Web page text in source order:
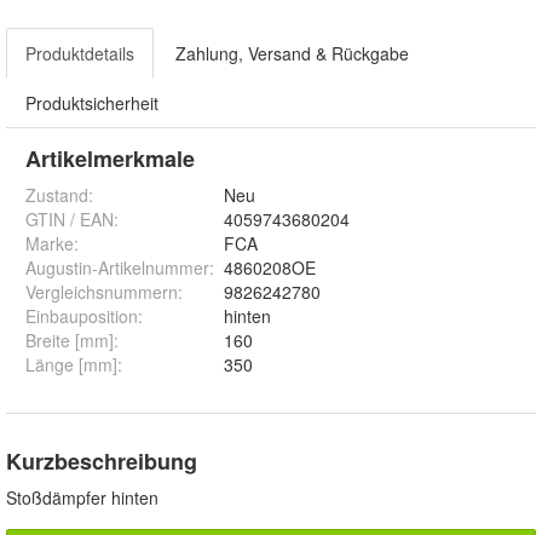
Produktdetails Zahlung, Versand & Rückgabe
Produktsicherheit
Artikelmerkmale
Zustand:
Neu
GTIN / EAN:
4059743680204
Marke:
FCA
Augustin-Artikelnummer: 4860208OE
Vergleichsnummern:
9826242780
Einbauposition:
hinten
Breite [mm]:
160
Länge [mm]: 350
Kurzbeschreibung
Stoßdämpfer hinten